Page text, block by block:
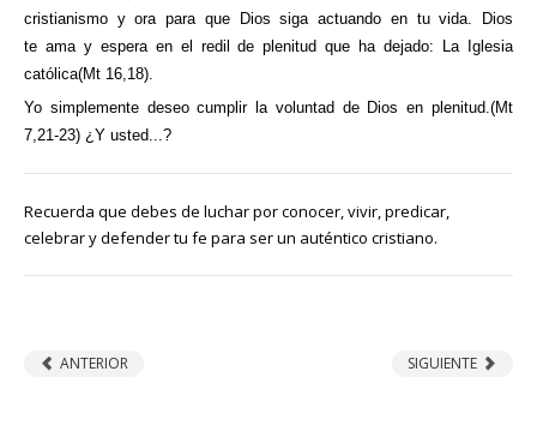
cristianismo y ora para que Dios siga actuando en tu vida. Dios
te ama y espera en el redil de plenitud que ha dejado: La Iglesia
católica(Mt 16,18).
Yo simplemente deseo cumplir la voluntad de Dios en plenitud.(Mt
7,21-23) ¿Y usted...?
Recuerda que debes de luchar por conocer, vivir, predicar,
celebrar y defender tu fe para ser un auténtico cristiano.
ANTERIOR SIGUIENTE